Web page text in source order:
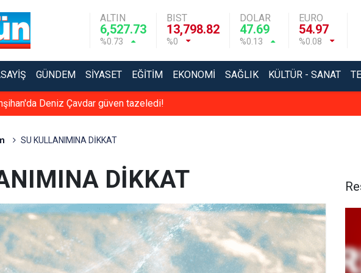
ALTIN
6,527.73
%0.73
BIST
13,798.82
%0
DOLAR
47.69
%0.13
EURO
54.97
%0.08
GÜNDEM SIYASET EĞITIM EKONOMI SAĞLIK KÜLTÜR - SANAT
sünnet düğünü: Kırıkkale bu düğünü konuşuyor
SU KULLANIMINA DİKKAT
DİKKAT